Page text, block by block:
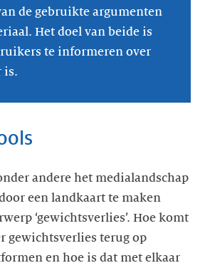
de gebruikte argumenten
Het doel van beide is
te informeren over
is.
andere het medialandschap
een landkaart te maken
‘gewichtsverlies’. Hoe komt
gewichtsverlies terug op
en hoe is dat met elkaar